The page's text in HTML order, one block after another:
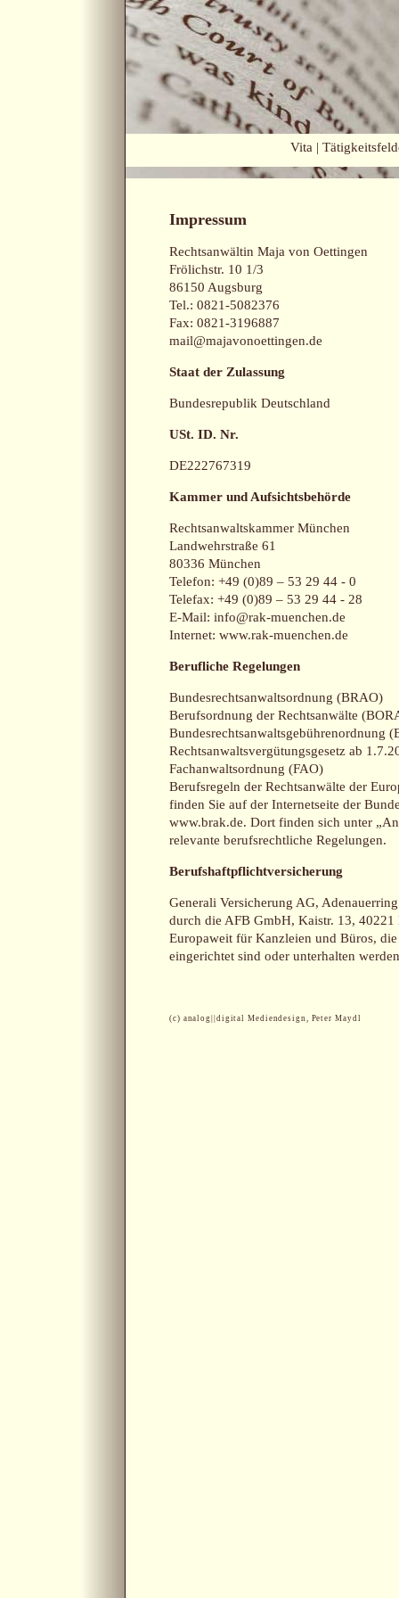
Vita |
Impressum
Rechtsanwältin Maja von Oettingen
Frölichstr. 10 1/3
86150 Augsburg
Tel.: 0821-5082376
Fax: 0821-3196887
mail@majavonoettingen.de
Staat der Zulassung
Bundesrepublik Deutschland
USt. ID. Nr.
DE222767319
Kammer und Aufsichtsbehörde
Rechtsanwaltskammer München
Landwehrstraße 61
80336 München
Telefon: +49 (0)89 – 53 29 44 - 0
Telefax: +49 (0)89 – 53 29 44 - 28
E-Mail: info@rak-muenchen.de
Internet: www.rak-muenchen.de
Berufliche Regelungen
Bundesrechtsanwaltsordnung (BRAO)
Berufsordnung der Rechtsanwälte
Bundesrechtsanwaltsgebührenordnung
Rechtsanwaltsvergütungsgesetz ab
Fachanwaltsordnung (FAO)
Berufsregeln der Rechtsanwälte der
finden Sie auf der Internetseite der
www.brak.de. Dort finden sich unter
relevante berufsrechtliche Regelungen.
Berufshaftpflichtversicherung
Generali Versicherung AG,
durch die AFB GmbH, Kaistr. 13,
Europaweit für Kanzleien und Büros,
eingerichtet sind oder unterhalten
(c) analog||digital Mediendesign, Peter Maydl